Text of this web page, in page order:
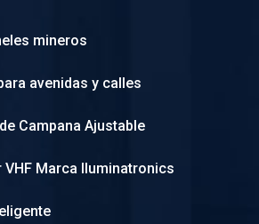
mineros
avenidas y calles
Campana Ajustable
VHF Marca Iluminatronics